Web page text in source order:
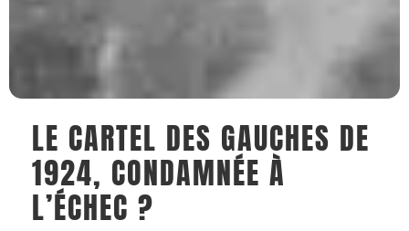
LE CARTEL DES GAUCHES DE
1924, CONDAMNÉE À
L’ÉCHEC ?